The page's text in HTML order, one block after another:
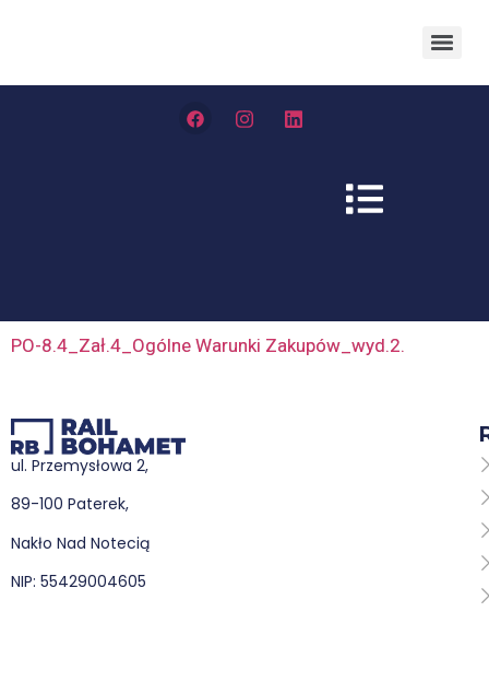
PO-8.4_Zał.4_Ogólne Warunki Zakupów_wyd.2.
ul. Przemysłowa 2,
89-100 Paterek,
Nakło Nad Notecią
NIP: 55429004605